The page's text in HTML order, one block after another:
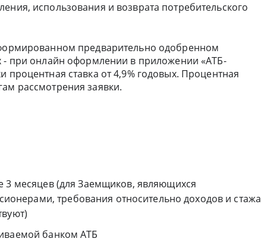
использования и возврата потребительского
предварительно одобренном
- при онлайн оформлении в приложении «АТБ-
процентная ставка от 4,9% годовых. Процентная
рассмотрения заявки.
3 месяцев (для Заемщиков, являющихся
требования относительно доходов и стажа
банком АТБ